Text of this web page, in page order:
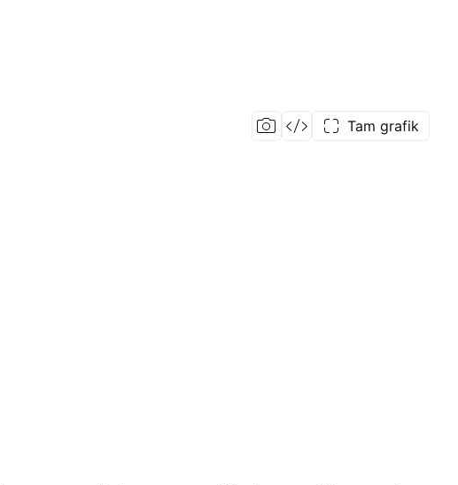
Tam grafik